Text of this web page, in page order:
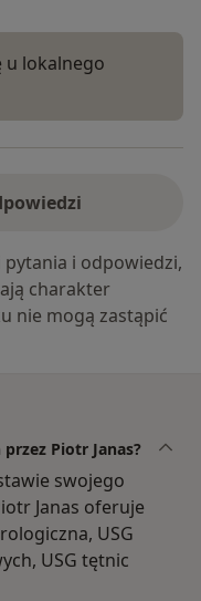
u lokalnego
i odpowiedzi,
charakter
nie mogą zastąpić
Piotr Janas?
swojego
Janas oferuje
USG
USG tętnic